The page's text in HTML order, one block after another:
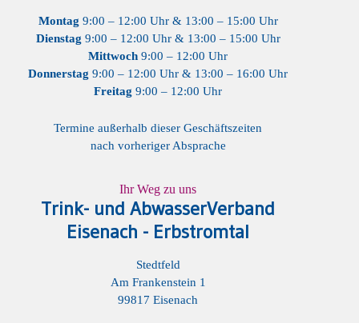
Trink- und AbwasserVerband
Eisenach - Erbstromtal
Stedtfeld
Am Frankenstein 1
99817 Eisenach
Montag 9:00 – 12:00 Uhr & 13:00 – 15:00 Uhr
Dienstag 9:00 – 12:00 Uhr & 13:00 – 15:00 Uhr
Mittwoch 9:00 – 12:00 Uhr
Donnerstag 9:00 – 12:00 Uhr & 13:00 – 16:00 Uhr
Freitag 9:00 – 12:00 Uhr
Termine außerhalb dieser Geschäftszeiten
nach vorheriger Absprache
Ihr Weg zu uns